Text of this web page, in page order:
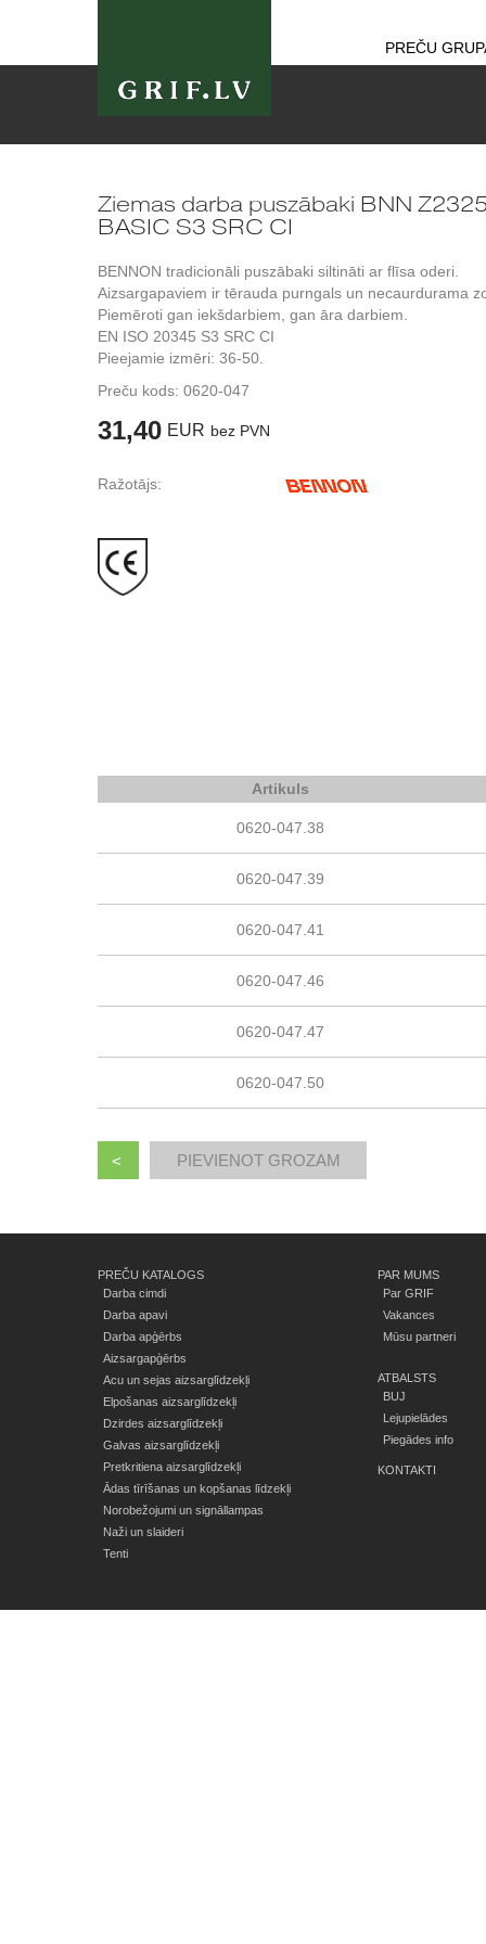
PREČU
Ziemas darba puszābaki BNN
BASIC S3 SRC CI
BENNON tradicionāli puszābaki siltināti ar flīsa oderi.
Aizsargapaviem ir tērauda purngals un necaurdurama
Piemēroti gan iekšdarbiem, gan āra darbiem.
EN ISO 20345 S3 SRC CI
Pieejamie izmēri: 36-50.
Preču kods: 0620-047
31,40 EUR bez PVN
Ražotājs:
Artikuls
0620-047.38
0620-047.39
0620-047.41
0620-047.46
0620-047.47
0620-047.50
<
PREČU KATALOGS
Darba cimdi
Darba apavi
Darba apģērbs
Aizsargapģērbs
Acu un sejas aizsarglīdzekļi
Elpošanas aizsarglīdzekļi
Dzirdes aizsarglīdzekļi
Galvas aizsarglīdzekļi
Pretkritiena aizsarglīdzekļi
Ādas tīrīšanas un kopšanas līdzekļi
Norobežojumi un signāllampas
Naži un slaideri
Tenti
PAR MUMS
Par GRIF
Vakances
Mūsu partneri
ATBALSTS
BUJ
Lejupielādes
Piegādes info
KONTAKTI